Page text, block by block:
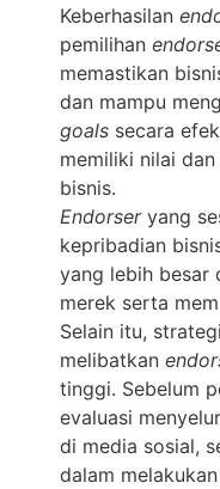
Keberhasilan
pemilihan
memastikan
dan mampu
goals secara
memiliki nilai
bisnis.
Endorser yang
kepribadian
yang lebih besar
merek serta
Selain itu, strategi
melibatkan
tinggi. Sebelum
evaluasi
di media sosial,
dalam melakukan